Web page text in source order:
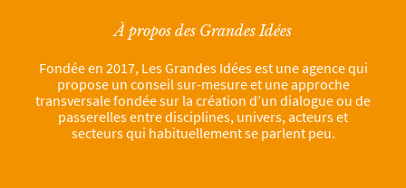
À propos des Grandes Idées
Fondée en 2017, Les Grandes Idées est une agence qui
propose un conseil sur-mesure et une approche
transversale fondée sur la création d’un dialogue ou de
passerelles entre disciplines, univers, acteurs et
secteurs qui habituellement se parlent peu.